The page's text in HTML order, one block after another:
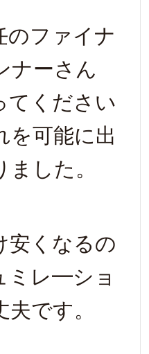
のファイナ
ナーさん
てください
を可能に出
した。
安くなるの
ミレ━ショ
です。